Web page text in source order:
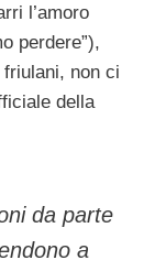
l’amoro
perdere”),
friulani, non ci
della
da parte
a